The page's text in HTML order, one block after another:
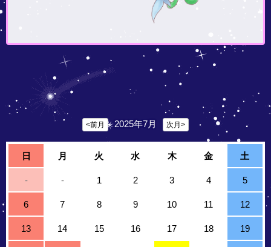
<前月 2025年7月 次月>
日 月 火 水 木 金 土
- - 1 2 3 4 5
6 7 8 9 10 11 12
13 14 15 16 17 18 19